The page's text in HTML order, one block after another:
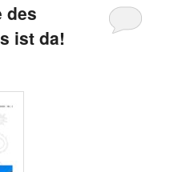
des
ist da!